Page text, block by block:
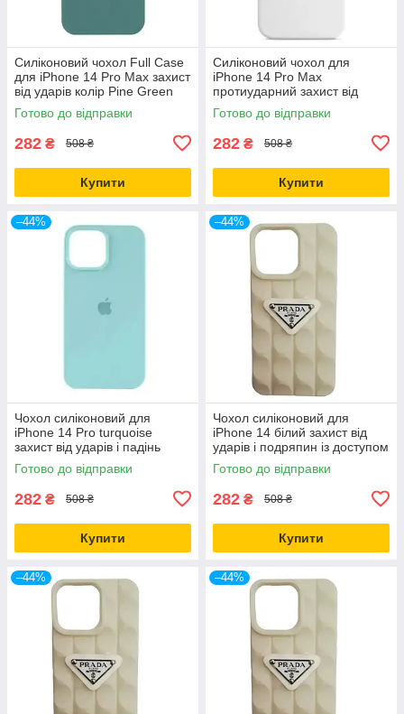
Силіконовий чохол Full Case
для iPhone 14 Pro Max захист
від ударів колір Pine Green
Готово до відправки
282 ₴ 508 ₴
Купити
Силіконовий чохол для
iPhone 14 Pro Max
протиударний захист від
падінь колір Білий
Готово до відправки
282 ₴ 508 ₴
Купити
–44%
Чохол силіконовий для
iPhone 14 Pro turquoise
захист від ударів і падінь
легкий і міцний
Готово до відправки
282 ₴ 508 ₴
Купити
–44%
Чохол силіконовий для
iPhone 14 білий захист від
ударів і подряпин із доступом
до кнопок
Готово до відправки
282 ₴ 508 ₴
Купити
–44% –44%